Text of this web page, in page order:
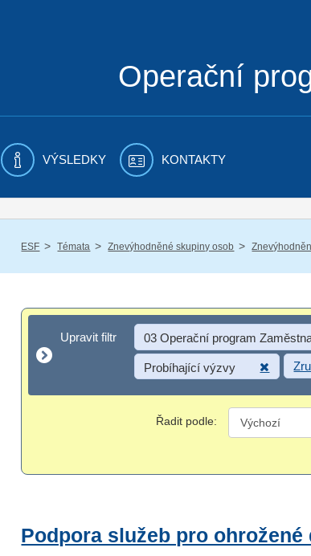
Operační
VÝSLEDKY KONTAKTY
ESF / Témata / Znevýhodněné skupiny osob /
Upravit filtr
Upravit filtr 03 Operační program
Probíhající výzvy
Řadit podle:
Podpora služeb pro